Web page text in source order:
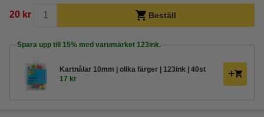
20 kr Beställ
Spara upp till 15% med varumärket 123ink.
Kartnålar 10mm | olika färger | 123ink | 40st
17 kr